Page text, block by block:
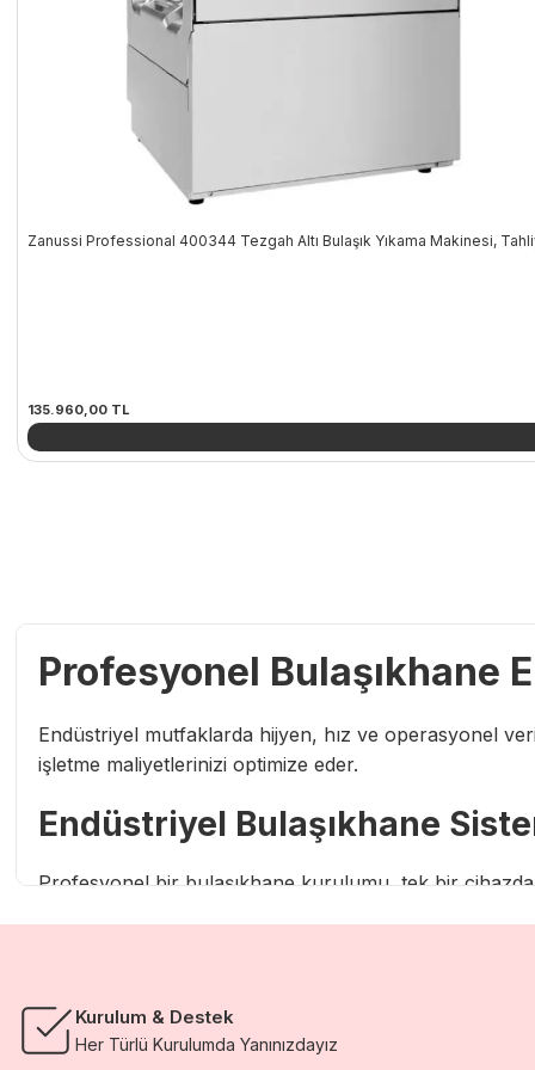
Zanussi Professional 400344 Tezgah Altı Bulaşık Yıkama Makinesi,
135.960,00 TL
Profesyonel Bulaşıkhane
Endüstriyel mutfaklarda hijyen, hız ve operasyonel
işletme maliyetlerinizi optimize eder.
Endüstriyel Bulaşıkhane
Profesyonel bir bulaşıkhane kurulumu, tek bir
Sanayi Tipi Bulaşık Makineleri:Set altı, giyotin tip
Çatal Kaşık Parlatma Makineleri
Paslanmaz Çelik Bulaşıkhane Tezgahları
Kurulum & Destek
Her Türlü Kurulumda Yanınızdayız